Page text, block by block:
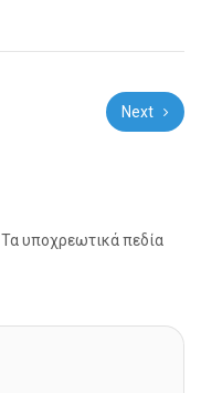
Next
Τα υποχρεωτικά πεδία